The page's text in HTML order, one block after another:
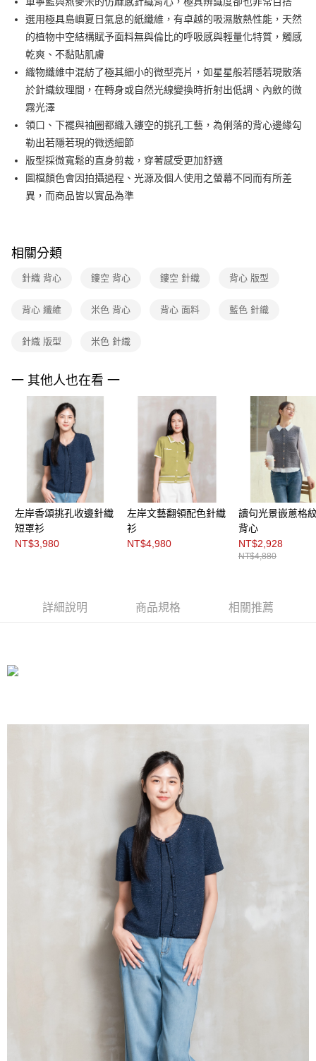
上海商業儲蓄銀行
台北富邦商業銀行
國泰世華商業銀行
兆豐國際商業銀行
臺灣中小企業銀行
台中商業銀行
匯豐（台灣）商業銀行
聯邦商業銀行
元大商業銀行
永豐商業銀行
玉山商業銀行
星展（台灣）商業銀行
台新國際商業銀行
台灣樂天信用卡公司
Apple Pay
街口支付
AFTEE先享後付
相關說明
【關於「AFTEE先享後付」】
AFTEE先享後付是「在收到商品之後才付款」的支付方式。 讓您購物簡單
便利好安心！
１．簡單：不需註冊會員、不需綁卡、不需儲值。
２．便利：只要手機號碼，簡訊認證，即可結帳。
【「AFTEE先享後付」結帳流程】
１．於結帳方式選擇「AFTEE先享後付」後，將跳轉至「AFTEE先享後付」
結帳頁面，進行簡訊認證並確認金額後，即可完成結帳。
※ 請注意：結帳手續完成當下不需立刻繳費，但若您需要取消訂單，請聯絡
後付繳納相關費用。
是否繳費成功／繳費後需取消欲退款等相關疑問，請聯繫「AFTEE先享後付
【注意事項】
權轉讓予恩沛科技股份有限公司。
２．關於個人資料處理事宜，請瀏覽以下網址：
https://aftee.tw/terms/#terms3
３．未成年的使用者請事先徵得法定代理人或監護人之同意方可使用
「AFTEE先享後付」，若未經同意申辦者引起之損失，本公司不負相關責
４．使用「AFTEE先享後付」時，將依據個別帳號之用戶狀況，依本公司即
時審查核予不同之上限額度；若仍有額度不足之情形，本公司將視審查結果
請求用戶進行身份認證。
５．嚴禁一人註冊多個帳號或使用他人資訊註冊。若發現惡意使用之情形，
恩沛科技股份有限公司將有權停止該用戶之使用額度並採取法律行動。
付款後全家FamilyMart取貨
每筆NT$90，滿NT$3,600(含以上)免運費
付款後7-11取貨
黑貓宅配
每筆NT$200，滿NT$8,000(含以上)免運費
付款後門市自取
選用極具島嶼夏日氣息的紙纖維，有卓越的吸濕散熱性能，天然
的植物中空結構賦予面料無與倫比的呼吸感與輕量化特質，觸感
乾爽、不黏貼肌膚
織物纖維中混紡了極其細小的微型亮片，如星星般若隱若現散落
於針織紋理間，在轉身或自然光線變換時折射出低調、內斂的微
霧光澤
領口、下襬與袖圈都織入鏤空的挑孔工藝，為俐落的背心邊緣勾
勒出若隱若現的微透細節
版型採微寬鬆的直身剪裁，穿著感受更加舒適
圖檔顏色會因拍攝過程、光源及個人使用之螢幕不同而有所差
異，而商品皆以實品為準
相關分類
針織 背心 鏤空 背心 鏤空 針織 背心 版型
背心 纖維 米色 背心 背心 面料 藍色 針織
針織 版型 米色 針織
一 其他人也在看 一
左岸香頌挑孔收邊針織
短罩衫
NT$3,980
左岸文藝翻領配色針織
衫
NT$4,980
讀句光景嵌蔥格
背心
NT$2,928
NT$4,880
詳細說明 商品規格 相關推薦